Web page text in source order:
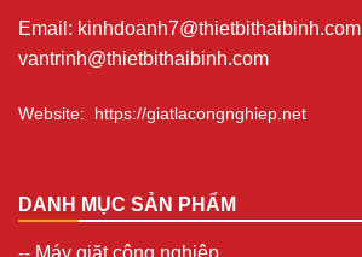
Email : kinhdoanh7@thietbithaibinh.com
vantrinh@thietbithaibinh.com
Website: https://giatlacongnghiep.net
DANH MỤC SẢN PHẨM